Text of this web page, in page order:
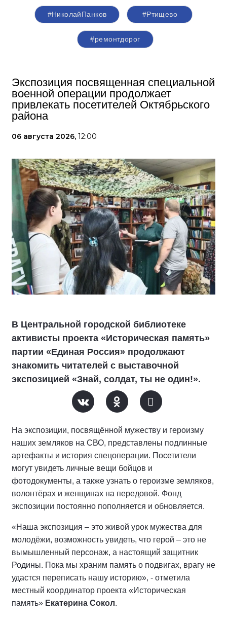
#НиколайПанков #Ртищево
#ремонтдорог
Экспозиция посвященная специальной
военной операции продолжает
привлекать посетителей Октябрьского
района
06 августа 2026, 12:00
В Центральной городской библиотеке
активисты проекта «Историческая память»
партии «Единая Россия» продолжают
знакомить читателей с выставочной
экспозицией «Знай, солдат, ты не один!».
На экспозиции, посвящённой мужеству и героизму
наших земляков на СВО, представлены подлинные
артефакты и история спецоперации. Посетители
могут увидеть личные вещи бойцов и
фотодокументы, а также узнать о героизме земляков,
волонтёрах и женщинах на передовой. Фонд
экспозиции постоянно пополняется и обновляется.
«Наша экспозиция – это живой урок мужества для
молодёжи, возможность увидеть, что герой – это не
вымышленный персонаж, а настоящий защитник
Родины. Пока мы храним память о подвигах, врагу не
удастся переписать нашу историю», - отметила
местный координатор проекта «Историческая
память» Екатерина Сокол.